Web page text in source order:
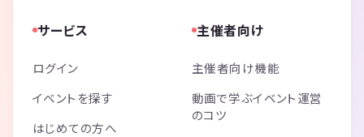
サービス
ログイン
イベントを探す
はじめての方へ
主催者向け
主催者向け機能
動画で学ぶイベント運営
のコツ